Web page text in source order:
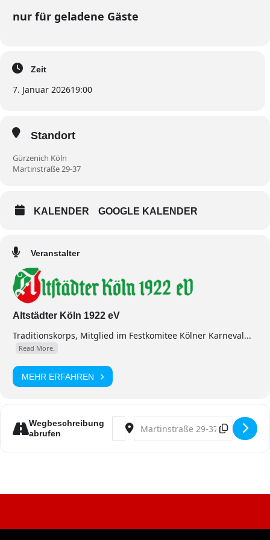
nur für geladene Gäste
Zeit
7. Januar 202619:00
Standort
Gürzenich Köln
Martinstraße 29-37
KALENDER GOOGLE KALENDER
Veranstalter
Altstädter Köln 1922 eV
Traditionskorps, Mitglied im Festkomitee Kölner Karneval...
Read More.
MEHR ERFAHREN
Wegbeschreibung
abrufen
Address - Korpsappell [OUatyIisw]
Destination Address -